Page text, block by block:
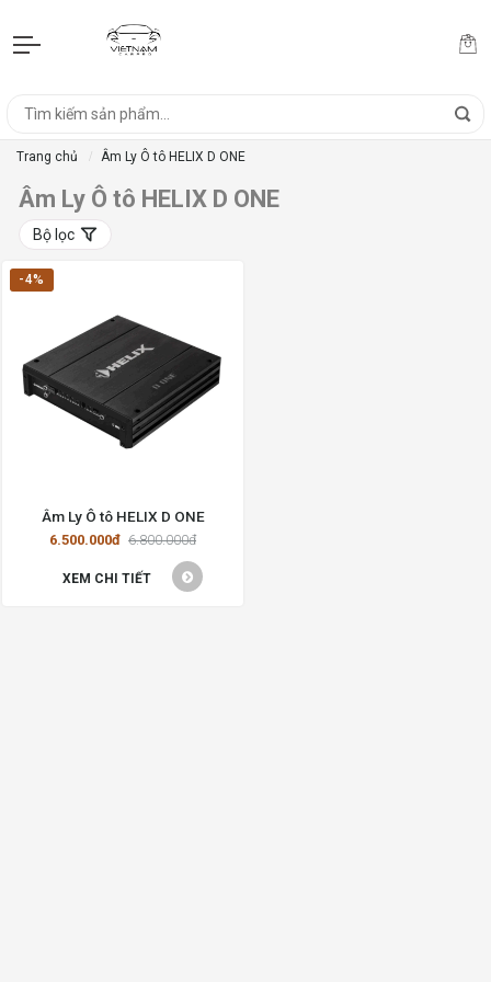
Trang chủ Âm Ly Ô tô HELIX D ONE
Âm Ly Ô tô HELIX D ONE
Bộ lọc
-4%
Âm Ly Ô tô HELIX D ONE
6.500.000đ 6.800.000đ
XEM CHI TIẾT